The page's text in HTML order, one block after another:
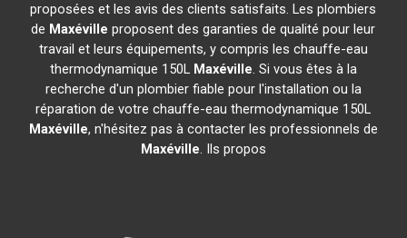
proposées et les avis des clients satisfaits. Les plombiers
de Maxéville proposent des garanties de qualité pour leur
travail et leurs équipements, y compris les chauffe-eau
thermodynamique 150L Maxéville. Si vous êtes à la
recherche d'un plombier fiable pour l'installation ou la
réparation de votre chauffe-eau thermodynamique 150L
Maxéville, n'hésitez pas à contacter les professionnels de
Maxéville. Ils propos